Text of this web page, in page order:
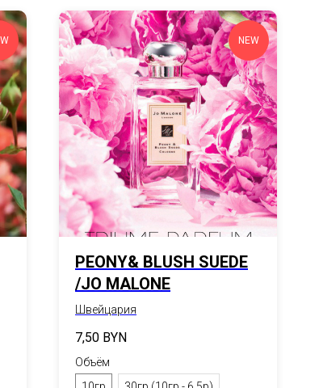
NEW
PEONY& BLUSH SUEDE
/JO MALONE
Швейцария
7,50 BYN
Объём